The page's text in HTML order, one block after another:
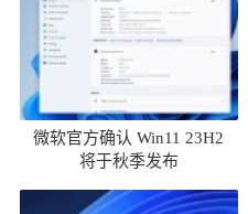
微软官方确认 Win11 23H2
将于秋季发布